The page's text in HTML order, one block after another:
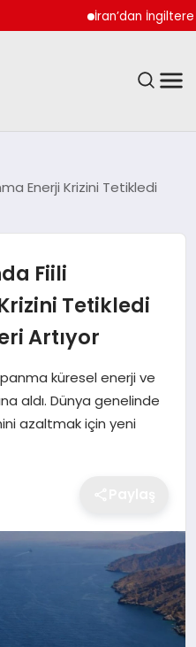
İran’dan İngiltere
Enerji Krizini Tetikledi
Fiili
Tetikledi
Artıyor
küresel enerji ve
aldı. Dünya genelinde
azaltmak için yeni